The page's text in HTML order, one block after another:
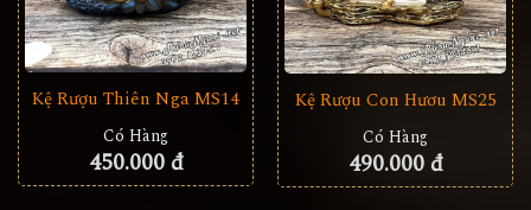
Kệ Rượu Thiên Nga MS14
Có Hàng
450.000 đ
Kệ Rượu Con Hươu MS25
Có Hàng
490.000 đ